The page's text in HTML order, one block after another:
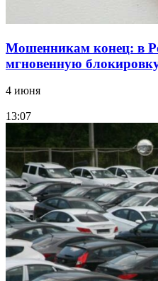
Мошенникам конец: в
мгновенную
4 июня
13:07